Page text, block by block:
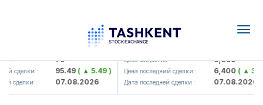
: 79
сделки : 95.49( ▲ 5.49 )
сделки : 07.08.2026
UZMK (<O'zmetkombinat> AJ)
Цена закрытия : 6,099
Цена последний сделки : 6,400( ▲
Дата последней сделки : 07.08.2026